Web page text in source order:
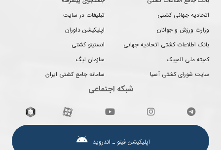
اتحادیه جهانی کشتی
وزارت ورزش و جوانان
بانک اطلاعات کشتی اتحادیه جهانی
کمیته ملی المپیک
سایت شورای کشتی آسیا
تبلیغات در سایت
اپلیکیشن داوران
انستیتو کشتی
سازمان لیگ
سامانه جامع کشتی ایران
شبکه اجتماعی
اپلیکیشن فیتو ـ اندروید